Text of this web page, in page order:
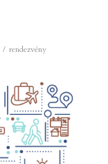
/ rendezvény